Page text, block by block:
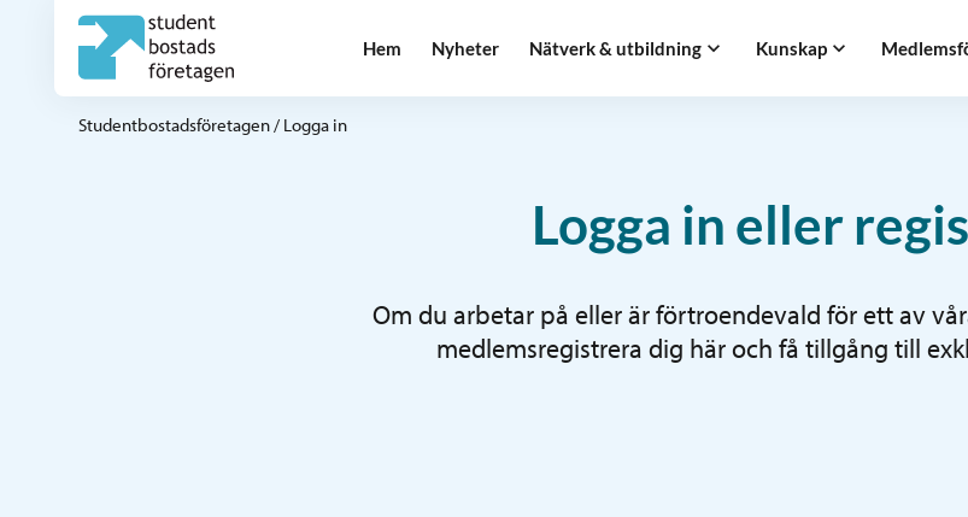
Hem Nyheter Nätverk & utbildning Kunskap
Studentbostadsföretagen/ Logga in
Logga in eller
Om du arbetar på eller är förtroendevald för ett av
medlemsregistrera dig här och få tillgång till